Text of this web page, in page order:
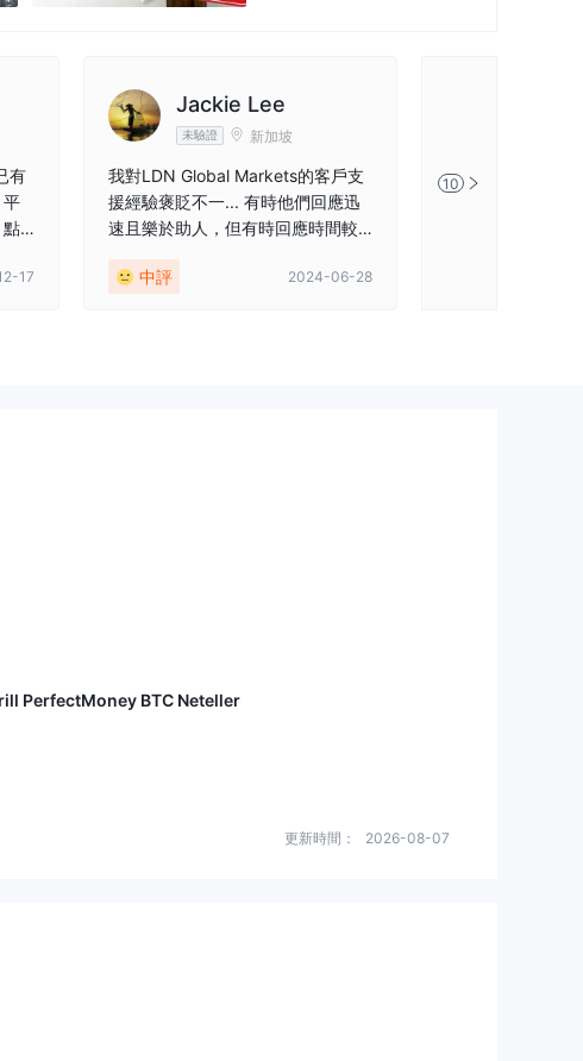
有
平
點
理17
Jackie Lee
未驗證 新加坡
我對LDN Global Markets的客戶支
援經驗褒貶不一... 有時他們回應迅
速且樂於助人，但有時回應時間較
中評
2024-06-28
最佳交易平台，
10
PerfectMoney BTC Neteller
更新時間： 2026-08-07